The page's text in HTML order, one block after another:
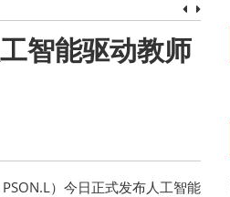
智能驱动教师
）今日正式发布人工智能